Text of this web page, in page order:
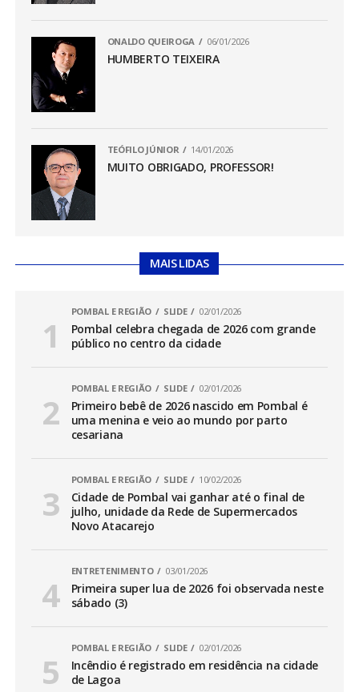
ONALDO QUEIROGA 06/01/2026
HUMBERTO TEIXEIRA
TEÓFILO JÚNIOR 14/01/2026
MUITO OBRIGADO, PROFESSOR!
MAIS LIDAS
POMBAL E REGIÃO SLIDE 02/01/2026
Pombal celebra chegada de 2026 com grande
público no centro da cidade
POMBAL E REGIÃO SLIDE 02/01/2026
Primeiro bebê de 2026 nascido em Pombal é
uma menina e veio ao mundo por parto
cesariana
POMBAL E REGIÃO SLIDE 10/02/2026
Cidade de Pombal vai ganhar até o final de
julho, unidade da Rede de Supermercados
Novo Atacarejo
ENTRETENIMENTO 03/01/2026
Primeira super lua de 2026 foi observada neste
sábado (3)
POMBAL E REGIÃO SLIDE 02/01/2026
Incêndio é registrado em residência na cidade
de Lagoa